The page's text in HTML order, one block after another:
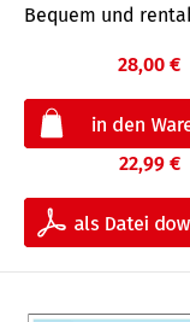
Bequem und
28,00 €
22,99 €